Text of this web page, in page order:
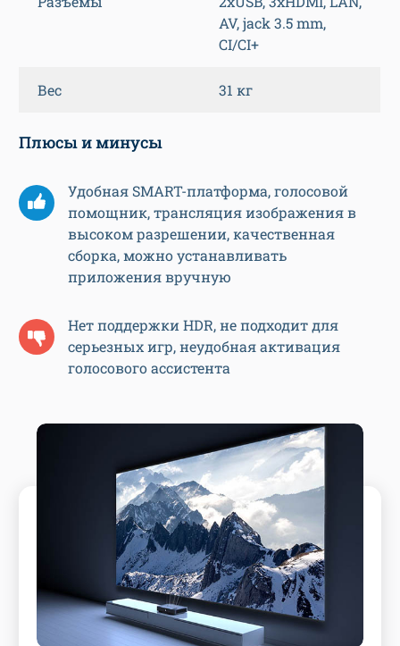
AV, jack 3.5 mm,
CI/CI+
Вес 31 кг
Плюсы и минусы
Удобная SMART-платформа, голосовой
помощник, трансляция изображения в
высоком разрешении, качественная
сборка, можно устанавливать
приложения вручную
Нет поддержки HDR, не подходит для
серьезных игр, неудобная активация
голосового ассистента